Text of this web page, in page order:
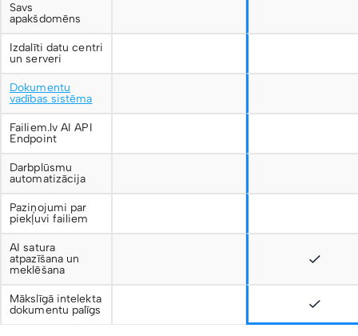
Savs
apakšdomēns
Izdalīti datu centri
un serveri
Dokumentu
vadības sistēma
Failiem.lv AI API
Endpoint
Darbplūsmu
automatizācija
Paziņojumi par
piekļuvi failiem
AI satura
atpazīšana un
meklēšana
Mākslīgā intelekta
dokumentu palīgs